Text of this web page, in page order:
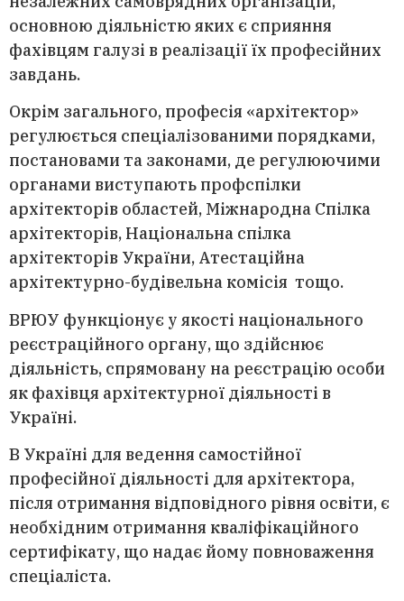
основною діяльністю яких є сприяння
фахівцям галузі в реалізації їх професійних
завдань.
Окрім загального, професія «архітектор»
регулюється спеціалізованими порядками,
постановами та законами, де регулюючими
органами виступають профспілки
архітекторів областей, Міжнародна Спілка
архітекторів, Національна спілка
архітекторів України, Атестаційна
архітектурно-будівельна комісія тощо.
ВРЮУ функціонує у якості національного
реєстраційного органу, що здійснює
діяльність, спрямовану на реєстрацію особи
як фахівця архітектурної діяльності в
Україні.
В Україні для ведення самостійної
професійної діяльності для архітектора,
після отримання відповідного рівня освіти, є
необхідним отримання кваліфікаційного
сертифікату, що надає йому повноваження
спеціаліста.